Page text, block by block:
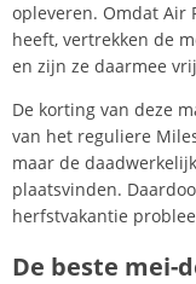
opleveren. Omdat Air
heeft, vertrekken de
en zijn ze daarmee
De korting van deze
van het reguliere
maar de
plaatsvinden.
herfstvakantie
De beste mei-